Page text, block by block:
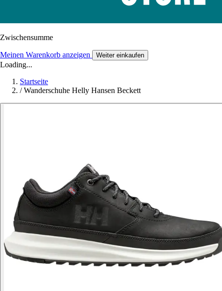
Zwischensumme
Meinen Warenkorb anzeigen Weiter einkaufen
Loading...
Startseite
/ Wanderschuhe Helly Hansen Beckett